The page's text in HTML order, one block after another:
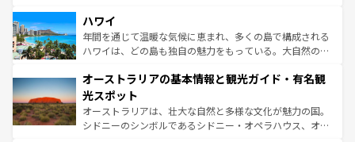
着のスイス情報は
のような巨大都市は、観光、ショッピング、エンターテイ
ンメントが詰まった刺激的なスポットだ。一方、アメリカ
西部には大自然が広がり、グランドキャニオンやイエロー
部のニューオーリンズでは、音楽と美食が融合した独特の
文化が魅力。旅行者はアメリカの各地域で異なる魅力を楽
しみながら、その多様性と豊かな歴史を感じることができ
るだろう。車でのロードトリップや列車の旅も、アメリカ
ハワイ
年間を通じて温暖な気候に恵まれ、多くの島で構成される
ハワイは、どの島も独自の魅力をもっている。大自然の神
ワイ島は見逃せない。また、定番の観光地といえばオアフ
島だが、静かな自然を求めるならマウイ島やカウアイ島が
おすすめ。エメラルドグリーンに輝く海をはじめ、豊かな
文化や歴史が息づいている。「アロハスピリット」と呼ば
オーストラリアの基本情報と観光ガイド・有名観
光スポット
オーストラリアは、壮大な自然と多様な文化が魅力の国。
シドニーのシンボルであるシドニー・オペラハウス、オー